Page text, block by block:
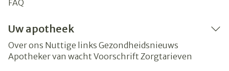
FAQ
Uw apotheek
Over ons Nuttige links Gezondheidsnieuws
Apotheker van wacht Voorschrift Zorgtarieven